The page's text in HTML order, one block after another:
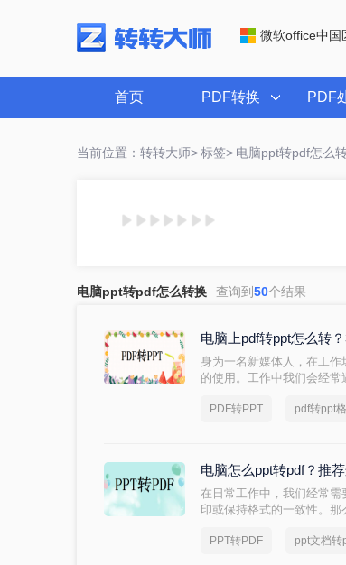
微软office中国
首页 PDF转换 PDF
当前位置：转转大师> 标签> 电脑ppt转pdf怎么
电脑ppt转pdf怎么转换 查询到 50个结果
电脑上pdf转ppt怎么转
身为一名新媒体人，在工
的使用。工作中我们会经
pdf转ppt怎么转吗？下面
PDF转PPT pdf转ppt
电脑怎么ppt转pdf？推
在日常工作中，我们经常
印或保持格式的一致性。
PPT转PDF ppt文档转